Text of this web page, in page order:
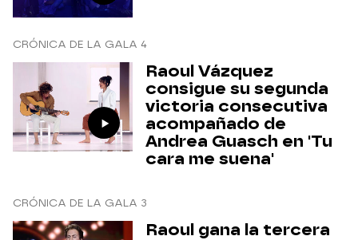
CRÓNICA DE LA GALA 4
Raoul Vázquez
consigue su segunda
victoria consecutiva
acompañado de
Andrea Guasch en 'Tu
cara me suena'
CRÓNICA DE LA GALA 3
Raoul gana la tercera